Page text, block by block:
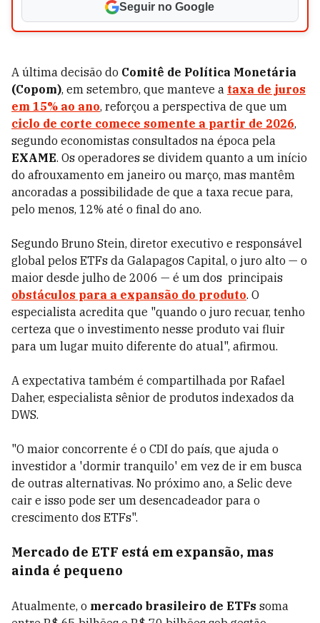
Seguir no Google
A última decisão do Comitê de Política Monetária
(Copom), em setembro, que manteve a taxa de juros
em 15% ao ano, reforçou a perspectiva de que um
ciclo de corte comece somente a partir de 2026,
segundo economistas consultados na época pela
EXAME. Os operadores se dividem quanto a um início
do afrouxamento em janeiro ou março, mas mantêm
ancoradas a possibilidade de que a taxa recue para,
pelo menos, 12% até o final do ano.
Segundo Bruno Stein, diretor executivo e responsável
global pelos ETFs da Galapagos Capital, o juro alto — o
maior desde julho de 2006 — é um dos principais
obstáculos para a expansão do produto. O
especialista acredita que "quando o juro recuar, tenho
certeza que o investimento nesse produto vai fluir
para um lugar muito diferente do atual", afirmou.
A expectativa também é compartilhada por Rafael
Daher, especialista sênior de produtos indexados da
DWS.
"O maior concorrente é o CDI do país, que ajuda o
investidor a 'dormir tranquilo' em vez de ir em busca
de outras alternativas. No próximo ano, a Selic deve
cair e isso pode ser um desencadeador para o
crescimento dos ETFs".
Mercado de ETF está em expansão, mas
ainda é pequeno
Atualmente, o mercado brasileiro de ETFs soma